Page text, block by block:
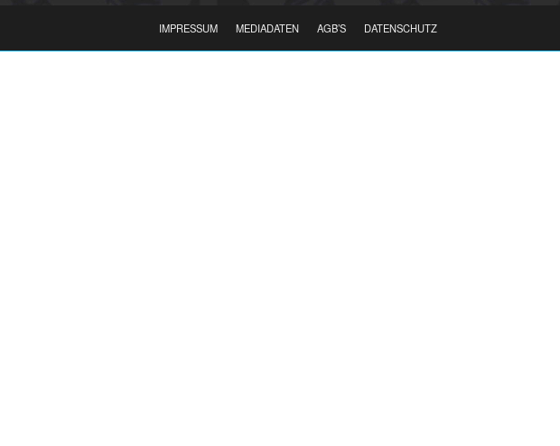
IMPRESSUM MEDIADATEN AGB’S DATENSCHUTZ